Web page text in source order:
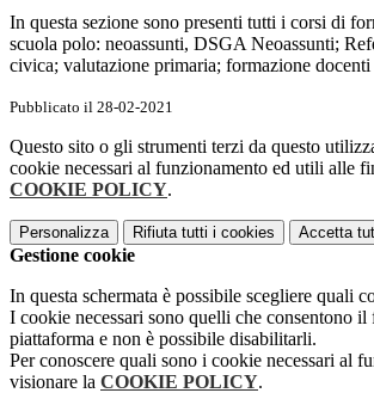
In questa sezione sono presenti tutti i corsi di
scuola polo: neoassunti, DSGA Neoassunti;
civica; valutazione primaria; formazione docenti
Pubblicato il 28-02-2021
Questo sito o gli strumenti terzi da questo
cookie necessari al funzionamento ed utili alle
COOKIE POLICY.
Personalizza Rifiuta tutti i cookies Accetta
Gestione cookie
In questa schermata è possibile scegliere quali
I cookie necessari sono quelli che consentono il
piattaforma e non è possibile disabilitarli.
Per conoscere quali sono i cookie necessari al
visionare la COOKIE POLICY.